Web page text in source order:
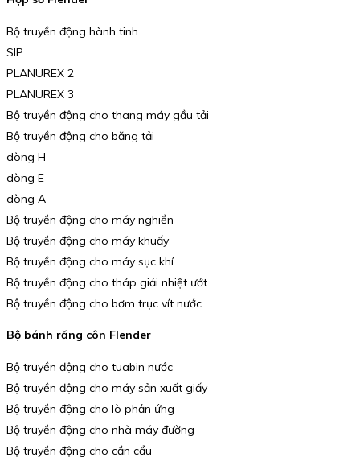
Bộ truyền động hành tinh
SIP
PLANUREX 2
PLANUREX 3
Bộ truyền động cho thang máy gầu tải
Bộ truyền động cho băng tải
dòng H
dòng E
dòng A
Bộ truyền động cho máy nghiền
Bộ truyền động cho máy khuấy
Bộ truyền động cho máy sục khí
Bộ truyền động cho tháp giải nhiệt ướt
Bộ truyền động cho bơm trục vít nước
Bộ bánh răng côn Flender
Bộ truyền động cho tuabin nước
Bộ truyền động cho máy sản xuất giấy
Bộ truyền động cho lò phản ứng
Bộ truyền động cho nhà máy đường
Bộ truyền động cho cần cẩu